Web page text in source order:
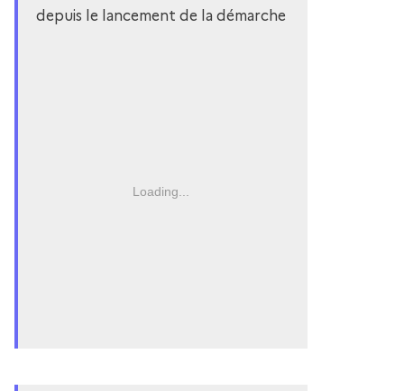
depuis le lancement de la démarche
Loading...